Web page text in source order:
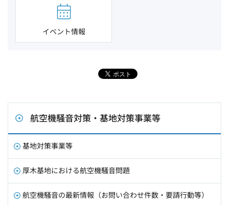
イベント情報
航空機騒音対策・基地対策事業等
基地対策事業等
厚木基地における航空機騒音問題
航空機騒音の最新情報（お問い合わせ件数・要請行動等）